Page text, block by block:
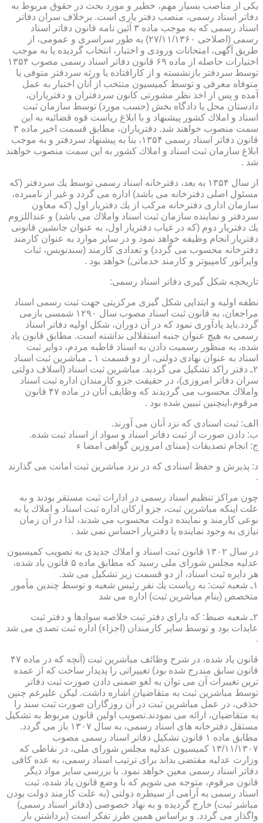
یكی از مناصب بسیار مهم، خطیر و مورد بحث در حقوق مربوط به
دفاتر اسناد رسمی، منصب دفتر یاری است. برخلاف سران دفاتر
اسناد رسمی كه به موجب ماده ۳ آئین نامه قانون دفاتر اسناد
رسمی (اصلاحی ۲۷/۱۱/۱۳۶۰) به طور سراسری و عمومی، از
طریق آگهی، امتحانات ورودی و اختبار، انتخاب گردیده یا به موجب
اختیارات حاصله از ماده ۶۹ قانون دفاتر اسناد رسمی مصوب ۱۳۵۴
توسط سردفتر بازنشسته و از كارافتاده یا ورثه سردفتر متوفی یا
متوفاه معرفی و توسط كمیسیون منتخب از آنان اختبار به عمل
آمده و پس از اخذ نظر مشورتی كانون سردفتران و دفتریاران،
دادستان محل یا دادگاه بخش (حسب مورد) توسط سازمان ثبت
اسناد و املاك كشور پیشنهاد و با ابلاغ ریاست قوه قضائیه به این
سمت منصوب خواهند شد. دفتریاران، مطابق قسمت اخیر ماده ۳
قانون دفاتر اسناد رسمی ۱۳۵۴، بنا به پیشنهاد سردفتر و به موجب
ابلاغ سازمان ثبت اسناد و املاك كشور به این سمت منصوب خواهند
شد .
از سال ۱۳۵۴ به بعد، دفترخانه اسناد رسمی توسط یك سردفتر (كه
مسئول اصلی دفترخانه می باشد) اداره می گردد و غیر از نامبرده،
سازمان اداری دفترخانه مركب از یك دفتریار اول (كه معاون
سردفتر و نماینده سازمان ثبت اسناد واملاك می باشد) و عنداللزوم
یك دفتریار دوم (كه در غیاب دفتریار اول، به عنوان جانشین قانونی
دفتریار انجام وظیفه خواهد نمود و در سایر موارد به عنوان كارمند
دفترخانه محسوب می گردد) و تعدادی كارمند (سندنویس، ثبات
واپراتور كامپیوتر و كارمند خدماتی) خواهد بود .
تاریخچه شكل گیری دفاتر اسناد رسمی:
نطفه اولیه و ابتدایی شكل گیری مركزیتی جهت ثبت رسمی اسناد
مراجعان، به قانون ثبت اسناد مصوب سال ۱۲۹۰ شمسی بازمی
گردد.باید یادآوری نمود كه در آن دوران، شكل اولیه دفاتر اسناد
رسمی به هیچ عنوان جنبه استقلالی نداشته است. مطابق قانون یاد
شده، به منظور رسمیت دادن به اسناد قاطبه مردم، دوایر ثبت
اسناد به عنوان نهادی دولتی، از دو قسمت ۱ ـ مباشرین ثبت اسناد
۲ـ دفتر راكد تشكیل می گردید. مباشرین ثبت اسناد (اسلاف دولتی
سران دفاتر امروزی)، در حقیقت جزو كارمندان اداره ثبت اسناد
واملاك محسوب می گردیدند كه وظایف آنان در ماده ۴۷ قانون
مرقوم،اینچنین تبیین شده بود .
الف: ثبت اسنادی كه نزد آنان می آورند.
ب: دادن صورت از ثبت دفاتر اسناد و سواد از اسناد ثبت شده.
ج: انجام تصدیقات (مبنای امروزین گواهی امضا ء
د: پذیرش و حفظ اسنادی كه در نزد مباشرین ثبت امانت می گذارند
.
چون مراكز تنظیم اسناد رسمی در ادارات ثبت مستقر بودند و به
علت اینكه مباشرین ثبت، جزو اركان اداره ثبت اسناد و املاك یا به
نوعی كارمند و نماینده دولت محسوب می شدند، لذا در آن زمان
نیازی به وجود نماینده یا دفتریار احساس نمی شد .
در سال ۱۳۰۲ قانون ثبت اسناد و املاك جدیدی به تصویب كمیسیون
عدلیه مجلس شورای ملی رسید كه مطابق ماده ۵ قانون یاد شده،
هر دایره ثبت اسناد، از دو قسمت زیر تشكیل می شد.
۱ـ شعبه ثبت: به ریاست یك نفر رئیس شعبه و توسط چندین مأمور
متخصص (بنام مباشرین ثبت) اداره می شد
۲ـ شعبه ضبط: كه دارای دفتر ثبت خلاصه سوادها و دفتر ثبت
عایدات بود و توسط سایر كارمندان (اجزاء) اداره ثبت تصدی می شد
.
قانون یاد شده، در شرح وظائف مباشرین ثبت (آنچه كه در ماده ۴۷
قانون سابق مندرج شده بود) تغییراتی را پدیدار ساخت كه از عمده
ترین تغییرات آن می توان به لغو ضمنی دادن صورت ثبت دفاتر
توسط مباشرین ثبت به متقاضیان اشاره داشت. لیكن علیرغم چنین
حذفی، در عمل مباشرین ثبت در آن روزگاران صورت ثبت سند را
به متقاضیان، ارائه می نمودند.تصویب اولین قانون مربوط به تشكیل
مستقل دفترخانه های اسناد رسمی، به سال ۱۳۰۷ باز می گردد.
مطابق ماده ۱ قانون تشكیل دفاتر اسناد رسمی مصوب
۱۳/۱۱/۱۳۰۷ كمیسیون عدلیه مجلس شورای ملی، در نقاطی كه
وزارت عدلیه مقتضی بداند برای ترتیب اسناد رسمی، به عده كافی
دفاتر اسناد رسمی معین خواهد نمود. با بررسی سایر مواد دیگر
قانون مرقوم، متوجه می شویم كه با وضع قانون یاد شده، ثبت
اسناد رسمی به آرامی از سیطره دولتی (به علت كارمند دولت بودن
مباشر ثبت) خارج گردیده و به نهاد خصوصی (دفاتر اسناد رسمی)
واگذار می گردد. و براساس همین طرز تفكر است (برداشتن بار